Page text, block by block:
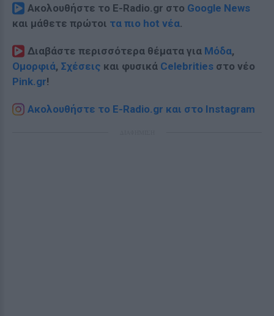
Ακολουθήστε το E-Radio.gr στο Google News
και μάθετε πρώτοι τα πιο hot νέα.
Διαβάστε περισσότερα θέματα για Μόδα,
Ομορφιά, Σχέσεις και φυσικά Celebrities στο νέο
Pink.gr!
Ακολουθήστε το E-Radio.gr και στο Instagram